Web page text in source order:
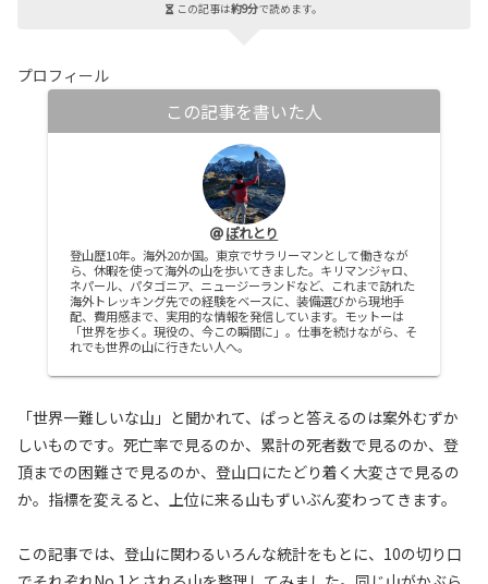
この記事は約9分で読めます。
プロフィール
この記事を書いた人
ぽれとり
登山歴10年。海外20か国。東京でサラリーマンとして働きなが
ら、休暇を使って海外の山を歩いてきました。キリマンジャロ、
ネパール、パタゴニア、ニュージーランドなど、これまで訪れた
海外トレッキング先での経験をベースに、装備選びから現地手
配、費用感まで、実用的な情報を発信しています。モットーは
「世界を歩く。現役の、今この瞬間に」。仕事を続けながら、そ
れでも世界の山に行きたい人へ。
「世界一難しいな山」と聞かれて、ぱっと答えるのは案外むずか
しいものです。死亡率で見るのか、累計の死者数で見るのか、登
頂までの困難さで見るのか、登山口にたどり着く大変さで見るの
か。指標を変えると、上位に来る山もずいぶん変わってきます。
この記事では、登山に関わるいろんな統計をもとに、10の切り口